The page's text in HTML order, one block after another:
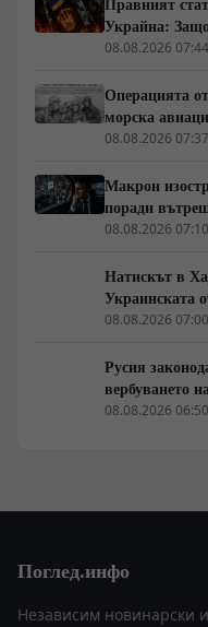
Украйна:
гарантира
08.08.2026 07:44
Операцията
морска
08.08.2026 07:37
Макрон
поради
позиции в
08.08.2026 07:10
Натискът в
Украинската
логистична
08.08.2026 07:00
Русия
вербуването
08.08.2026 06:50
Поглед.инфо
Независим новинарски и